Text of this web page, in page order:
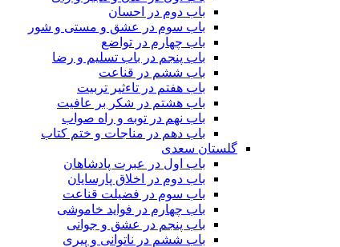
باب دوم در احسان
باب سوم در عشق و مستی و شور
باب چهارم در تواضع
باب پنجم در باب تسلیم و رضا
باب ششم در قناعت
باب هفتم در تاءثیر تربیت
باب هشتم در شکر بر عافیت
باب نهم در توبه و راه صواب
باب دهم در مناجات و ختم کتاب
گلستان سعدی
باب اول در عبرت پادشاهان
باب دوم در اخلاق پارسایان
باب سوم در فضیلت قناعت
باب چهارم در فواید خاموشى
باب پنجم در عشق و جوانى
باب ششم در ناتوانى و پیرى